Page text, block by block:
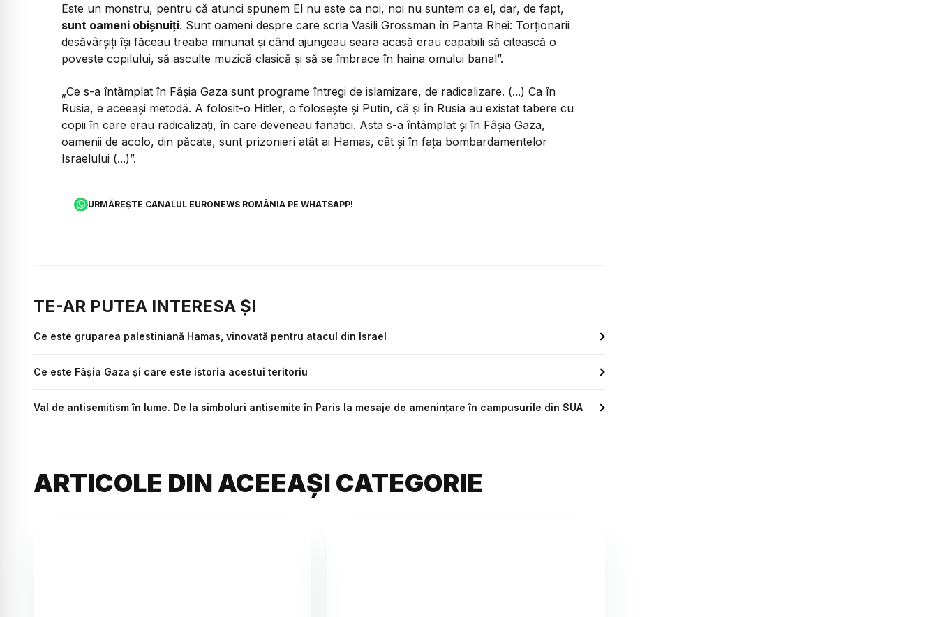
Este un monstru, pentru că atunci spunem El nu este ca noi, noi nu suntem ca el, dar, de fapt,
sunt oameni obișnuiți. Sunt oameni despre care scria Vasili Grossman în Panta Rhei: Torționarii
desăvârșiți își făceau treaba minunat și când ajungeau seara acasă erau capabili să citească o
poveste copilului, să asculte muzică clasică și să se îmbrace în haina omului banal”.
„Ce s-a întâmplat în Fâșia Gaza sunt programe întregi de islamizare, de radicalizare. (...) Ca în
Rusia, e aceeași metodă. A folosit-o Hitler, o folosește și Putin, că și în Rusia au existat tabere cu
copii în care erau radicalizați, în care deveneau fanatici. Asta s-a întâmplat și în Fâșia Gaza,
oamenii de acolo, din păcate, sunt prizonieri atât ai Hamas, cât și în fața bombardamentelor
Israelului (...)”.
URMĂREȘTE CANALUL EURONEWS ROMÂNIA PE WHATSAPP!
TE-AR PUTEA INTERESA ȘI
Ce este gruparea palestiniană Hamas, vinovată pentru atacul din Israel
Ce este Fâșia Gaza și care este istoria acestui teritoriu
Val de antisemitism în lume. De la simboluri antisemite în Paris la mesaje de amenințare în campusurile din SUA
ARTICOLE DIN ACEEAȘI CATEGORIE